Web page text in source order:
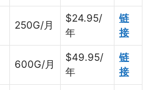
250G/月
$24.95/
年
链
接
600G/月
$49.95/
年
链
接